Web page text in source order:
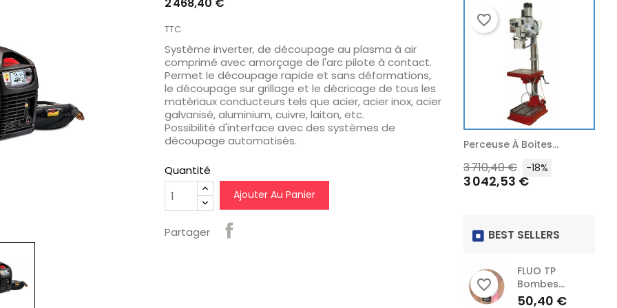
TTC
Système inverter, de découpage au plasma à air
comprimé avec amorçage de l'arc pilote à contact.
Permet le découpage rapide et sans déformations,
le découpage sur grillage et le décricage de tous les
matériaux conducteurs tels que acier, acier inox, acier
galvanisé, aluminium, cuivre, laiton, etc.
Possibilité d'interface avec des systèmes de
découpage automatisés.
Quantité
Ajouter Au Panier
Partager
Prix
Coffret De Clés...
Prix
​​
habituel
465,84 €
372,67 €
Perceuse À Boites...
Prix
habituel
3 710,40 € -18%
3 042,53 €
favorite_border
BEST SELLERS
FLUO TP
Bombes...
Prix
50,40 €
favorite_border